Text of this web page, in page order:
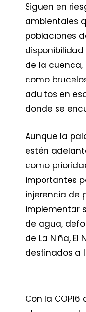
Siguen en
ambientales
poblaciones
de la
como
adultos en
donde se
Aunque la
estén
como
importantes
injerencia de
implementar
de agua,
de La Niña,
destinados a
Con la